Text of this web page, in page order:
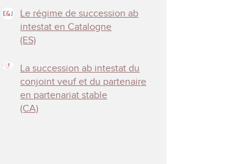
Le régime de succession ab
intestat en Catalogne
(ES)
La succession ab intestat du
conjoint veuf et du partenaire
en partenariat stable
(CA)